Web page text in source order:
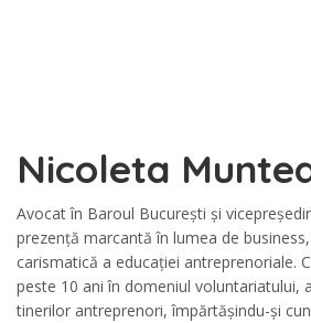
Nicoleta
Avocat în Baroul București și
prezență marcantă în lumea de
carismatică a educației antreprenoriale.
peste 10 ani în domeniul voluntariatului,
tinerilor antreprenori, împărtășindu-și